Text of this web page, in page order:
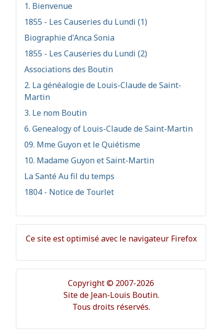
1. Bienvenue
1855 - Les Causeries du Lundi (1)
Biographie d'Anca Sonia
1855 - Les Causeries du Lundi (2)
Associations des Boutin
2. La généalogie de Louis-Claude de Saint-
Martin
3. Le nom Boutin
6. Genealogy of Louis-Claude de Saint-Martin
09. Mme Guyon et le Quiétisme
10. Madame Guyon et Saint-Martin
La Santé Au fil du temps
1804 - Notice de Tourlet
Ce site est optimisé avec le navigateur Firefox
Copyright © 2007-2026
Site de Jean-Louis Boutin.
Tous droits réservés.